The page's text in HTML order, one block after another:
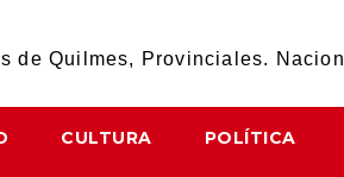
de Quilmes, Provinciales.
CULTURA POLÍTICA